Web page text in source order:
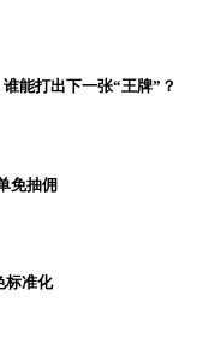
能打出下一张“王牌”？
免抽佣
标准化